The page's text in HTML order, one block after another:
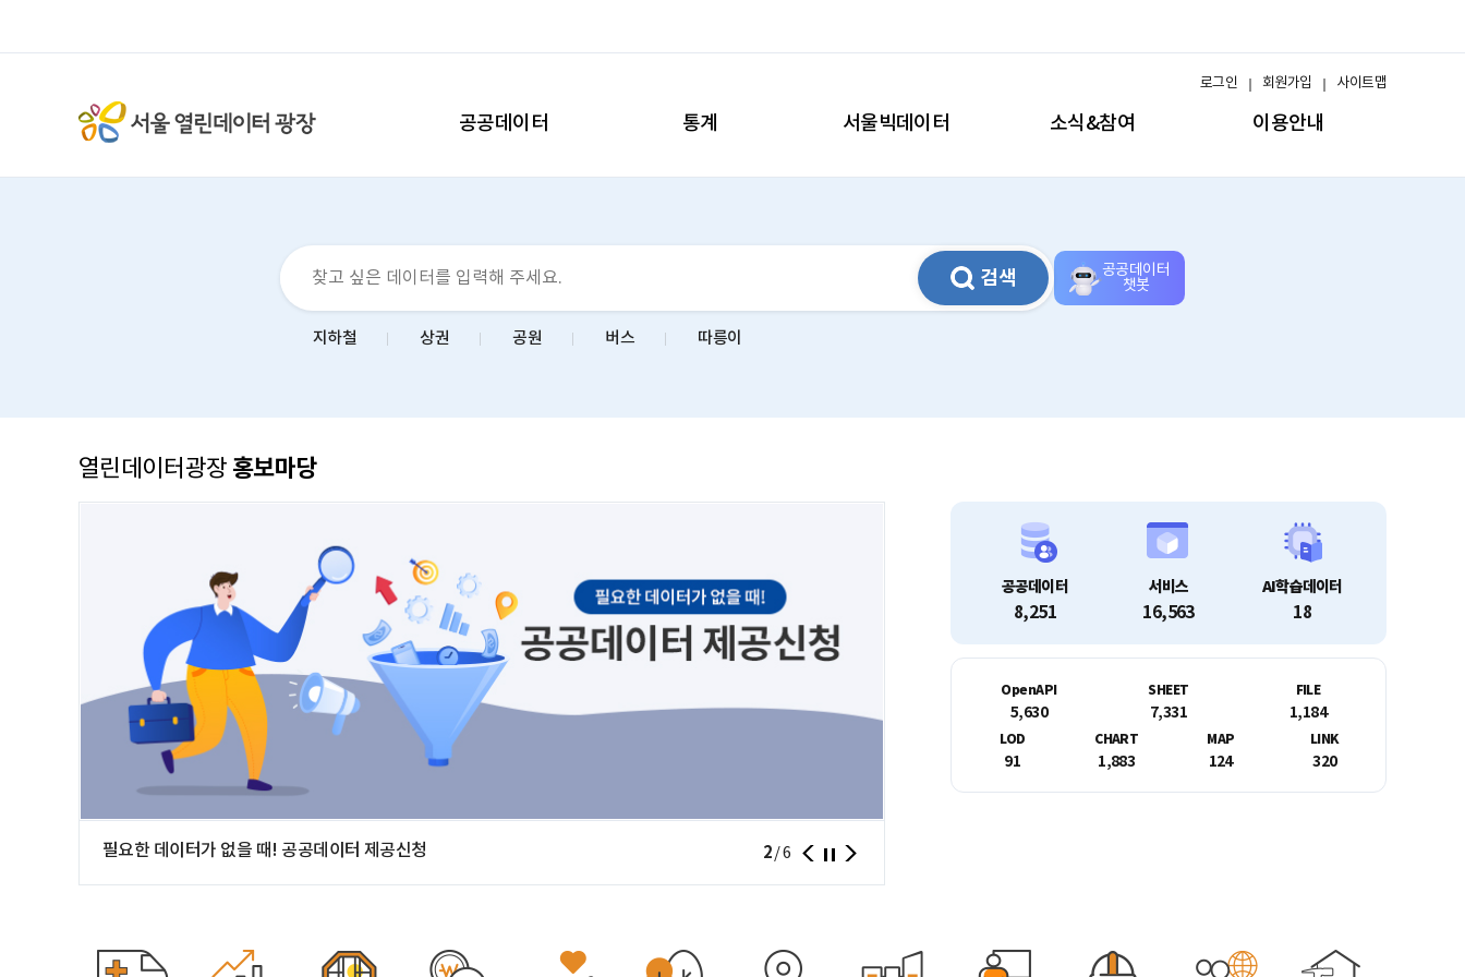
공공데이터 통계 서울빅데이터 소식&참여 이용안내
로그인 회원가입 사이트맵
검색
지하철 상권 공원 버스 따릉이
공공데이터
챗봇
열린데이터광장 홍보마당
필요한 데이터가 없을 때! 공공데이터 제공신청 2/6
공공데이터
8,251
서비스
16,563
AI학습데이터
18
OpenAPI
5,630
SHEET
7,331
FILE
1,184
LOD
91
CHART
1,883
MAP
124
LINK
320